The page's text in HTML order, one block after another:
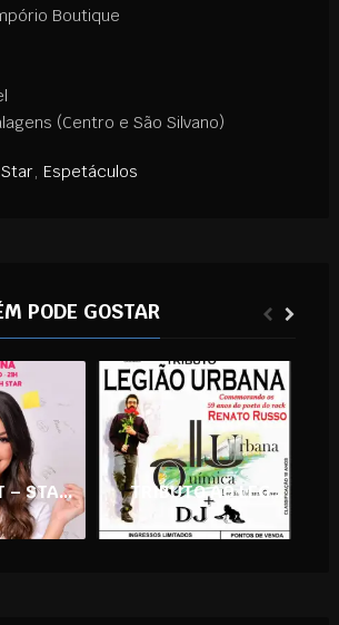
Boutique
(Centro e São Silvano)
, Espetáculos
PODE GOSTAR
BURNOUT – STANDUP COMEDY TRIBUTO AO LEGIÃO URBANA